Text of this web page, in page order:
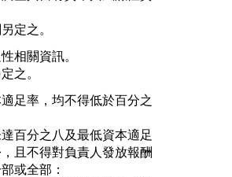
定之。
相關資訊。
之。
足率，均不得低於百分之
百分之八及最低資本適足
且不得對負責人發放報酬
或全部：